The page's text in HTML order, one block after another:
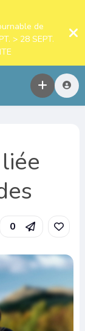
de
> 28 SEPT.
0